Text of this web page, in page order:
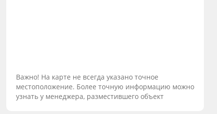
Важно! На карте не всегда указано точное
местоположение. Более точную информацию можно
узнать у менеджера, разместившего объект